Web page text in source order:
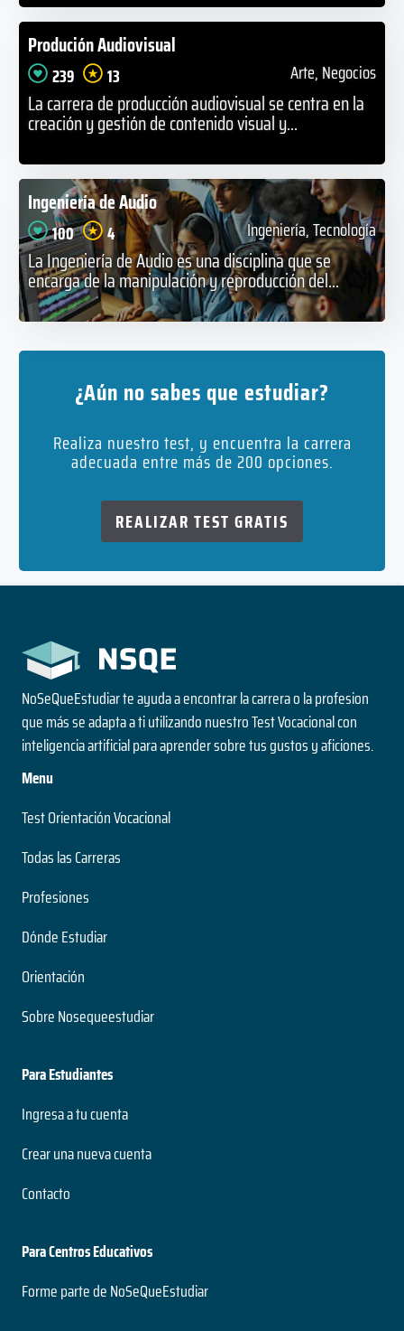
Produción Audiovisual
239 13 Arte, Negocios
La carrera de producción audiovisual se centra en la
creación y gestión de contenido visual y...
Ingeniería de Audio
100 4 Ingeniería, Tecnología
La Ingeniería de Audio es una disciplina que se
encarga de la manipulación y reproducción del...
¿Aún no sabes que estudiar?
Realiza nuestro test, y encuentra la carrera
adecuada entre más de 200 opciones.
REALIZAR TEST GRATIS
NoSeQueEstudiar te ayuda a encontrar la carrera o la profesion
que más se adapta a ti utilizando nuestro Test Vocacional con
inteligencia artificial para aprender sobre tus gustos y aficiones.
Menu
Test Orientación Vocacional
Todas las Carreras
Profesiones
Dónde Estudiar
Orientación
Sobre Nosequeestudiar
Para Estudiantes
Ingresa a tu cuenta
Crear una nueva cuenta
Contacto
Para Centros Educativos
Forme parte de NoSeQueEstudiar